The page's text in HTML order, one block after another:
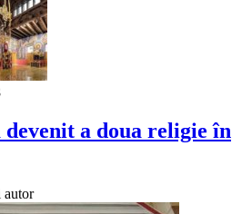
a doua religie în
autor